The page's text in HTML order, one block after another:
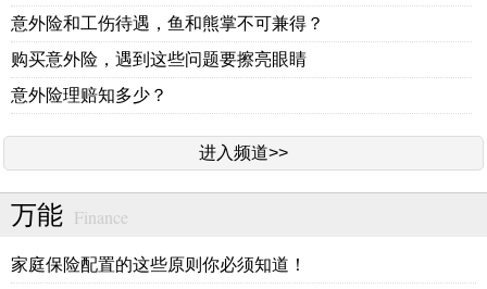
意外险和工伤待遇，鱼和熊掌不可兼得？
购买意外险，遇到这些问题要擦亮眼睛
意外险理赔知多少？
进入频道>>
万能 Finance
家庭保险配置的这些原则你必须知道！